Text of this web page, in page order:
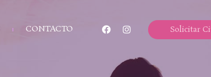
CONTACTO Solicitar